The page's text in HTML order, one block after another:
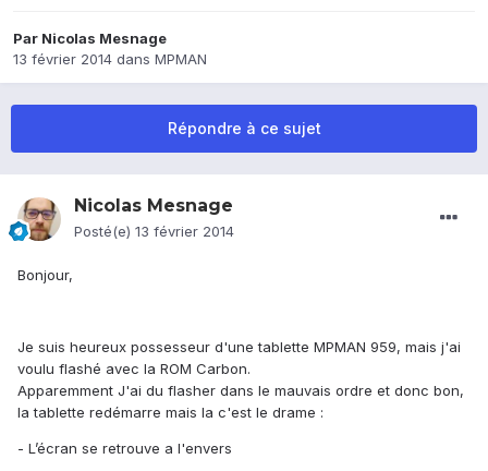
Par Nicolas Mesnage
13 février 2014 dans MPMAN
Répondre à ce sujet
Nicolas Mesnage
Posté(e) 13 février 2014
Bonjour,
Je suis heureux possesseur d'une tablette MPMAN 959, mais j'ai
voulu flashé avec la ROM Carbon.
Apparemment J'ai du flasher dans le mauvais ordre et donc bon,
la tablette redémarre mais la c'est le drame :
- L’écran se retrouve a l'envers